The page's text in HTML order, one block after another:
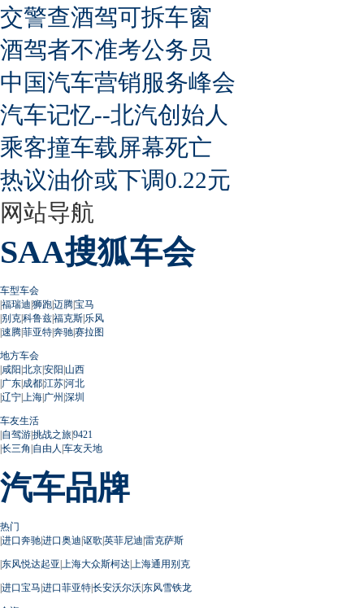
交警查酒驾可拆车窗
酒驾者不准考公务员
中国汽车营销服务峰会
汽车记忆--北汽创始人
乘客撞车载屏幕死亡
热议油价或下调0.22元
网站导航
SAA搜狐车会
车型车会
|福瑞迪|狮跑|迈腾|宝马
|别克|科鲁兹|福克斯|乐风
|速腾|菲亚特|奔驰|赛拉图
地方车会
|咸阳|北京|安阳|山西
|广东|成都|江苏|河北
|辽宁| 上海|广州 |深圳
车友生活
|自驾游|挑战之旅|9421
|长三角 |自由人 |车友天地
汽车品牌
热门
|进口奔驰|进口奥迪|讴歌|英菲尼迪|雷克萨斯
|东风悦达起亚| 上海大众斯柯达| 上海通用别克
|进口宝马|进口菲亚特|长安沃尔沃|东风雪铁龙